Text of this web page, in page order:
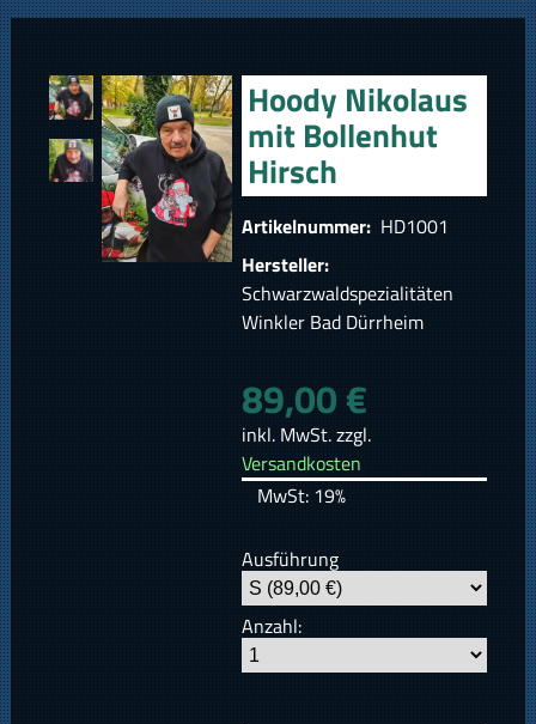
Hoody Nikolaus
mit Bollenhut
Hirsch
Artikelnummer: HD1001
Hersteller:
Schwarzwaldspezialitäten
Winkler Bad Dürrheim
89,00 €
inkl. MwSt. zzgl.
Versandkosten
MwSt: 19%
Ausführung
Anzahl: